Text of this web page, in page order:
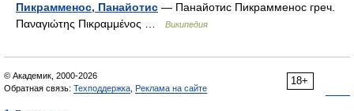
Пикрамменос, Панайотис — Панайотис Пикрамменос греч.
Παναγιώτης Πικραμμένος …
Википедия
18+
© Академик, 2000-2026
Обратная связь: Техподдержка Реклама на сайте